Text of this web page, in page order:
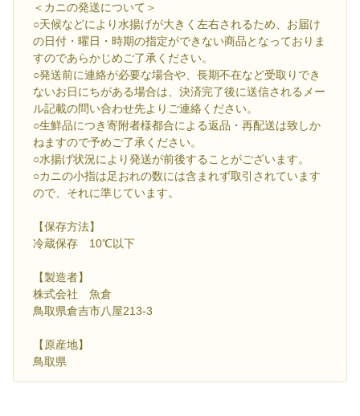
＜カニの発送について＞
○天候などにより水揚げが大きく左右されるため、お届け
の日付・曜日・時期の指定ができない商品となっておりま
すのであらかじめご了承ください。
○発送前に連絡が必要な場合や、長期不在など受取りでき
ないお日にちがある場合は、決済完了後に送信されるメー
ル記載の問い合わせ先よりご連絡ください。
○生鮮品につき寄附者様都合による返品・再配送は致しか
ねますので予めご了承ください。
○水揚げ状況により発送が前後することがございます。
○カニの小指は足おれの数には含まれず取引されています
ので、それに準じています。
【保存方法】
冷蔵保存 10℃以下
【製造者】
株式会社 魚倉
鳥取県倉吉市八屋213-3
【原産地】
鳥取県